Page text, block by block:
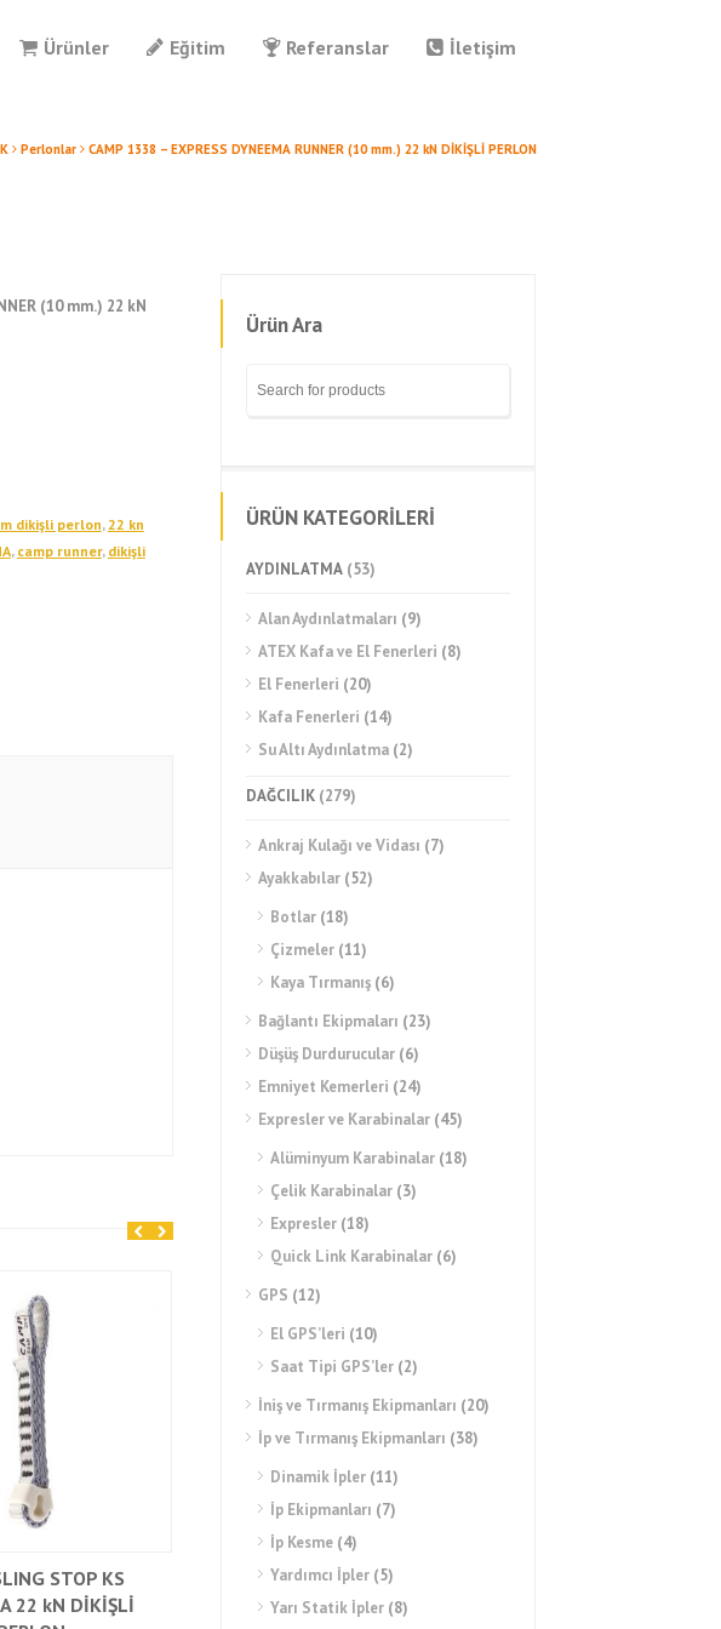
Ürünler Eğitim Referanslar İletişim
Perlonlar CAMP 1338 – EXPRESS DYNEEMA RUNNER (10 mm.) 22 kN DİKİŞLİ PERLON
(10 mm.) 22 kN
dikişli perlon,22 kn
, camp runner, dikişli
STOP KS
22 kN DİKİŞLİ
CAMP 0258 – DAISY TWIST
22 kN DİKİŞLİ PERLON
Ürün Ara
ÜRÜN KATEGORİLERİ
AYDINLATMA (53)
Alan Aydınlatmaları (9)
ATEX Kafa ve El Fenerleri (8)
El Fenerleri (20)
Kafa Fenerleri (14)
Su Altı Aydınlatma (2)
DAĞCILIK (279)
Ankraj Kulağı ve Vidası (7)
Ayakkabılar (52)
Botlar (18)
Çizmeler (11)
Kaya Tırmanış (6)
Bağlantı Ekipmaları (23)
Düşüş Durdurucular (6)
Emniyet Kemerleri (24)
Expresler ve Karabinalar (45)
Alüminyum Karabinalar (18)
Çelik Karabinalar (3)
Expresler (18)
Quick Link Karabinalar (6)
GPS (12)
El GPS’leri (10)
Saat Tipi GPS’ler (2)
İniş ve Tırmanış Ekipmanları (20)
İp ve Tırmanış Ekipmanları (38)
Dinamik İpler (11)
İp Ekipmanları (7)
İp Kesme (4)
Yardımcı İpler (5)
Yarı Statik İpler (8)